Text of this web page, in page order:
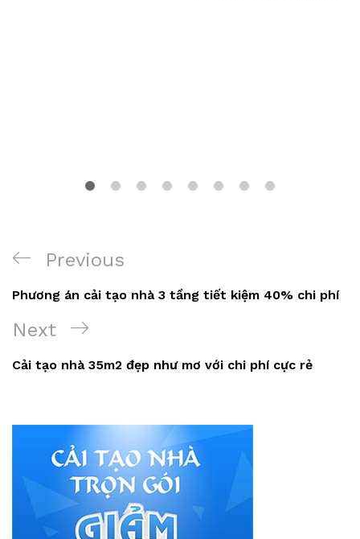
Điều
hướng
viết
Previous
Post
Previous
Phương án cải tạo nhà 3 tầng tiết kiệm 40% chi phí
Next
Post
Next
Cải tạo nhà 35m2 đẹp như mơ với chi phí cực rẻ